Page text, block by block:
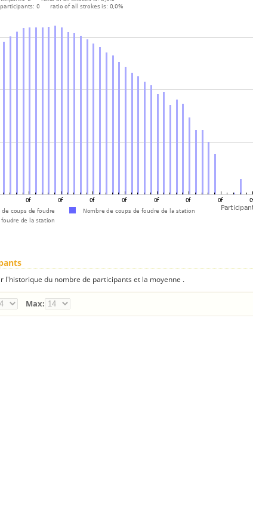
l'historique du nombre de participants et la moyenne .
Max: